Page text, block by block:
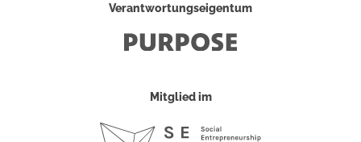
Verantwortungseigentum
Mitglied im